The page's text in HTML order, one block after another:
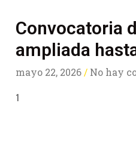
Convocatoria
ampliada
mayo 22, 2026 No hay